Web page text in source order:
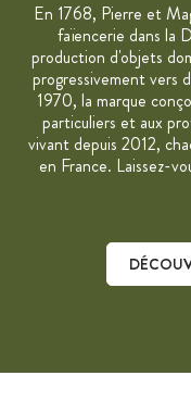
Couleur : Noir
Motifs: Imitation
Fabriqué en France
Résiste aux chocs
Passe au four
(-20°C)
Nettoyage facile au
Collection : Basalt
Marque : Revol
En 1768, Pierre et
faïencerie dans la
production d'objets
progressivement vers
1970, la marque
particuliers et aux
vivant depuis 2012,
en France. Laissez-